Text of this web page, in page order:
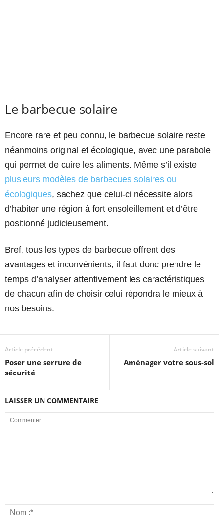
Le barbecue solaire
Encore rare et peu connu, le barbecue solaire reste
néanmoins original et écologique, avec une parabole
qui permet de cuire les aliments. Même s’il existe
plusieurs modèles de barbecues solaires ou
écologiques, sachez que celui-ci nécessite alors
d’habiter une région à fort ensoleillement et d’être
positionné judicieusement.
Bref, tous les types de barbecue offrent des
avantages et inconvénients, il faut donc prendre le
temps d’analyser attentivement les caractéristiques
de chacun afin de choisir celui répondra le mieux à
nos besoins.
Article précédent
Poser une serrure de
sécurité
Article suivant
Aménager votre sous-sol
LAISSER UN COMMENTAIRE